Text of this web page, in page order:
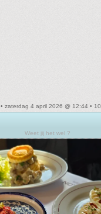
• zaterdag 4 april 2026 @ 12:44 • 10
Weet jij het wel ?